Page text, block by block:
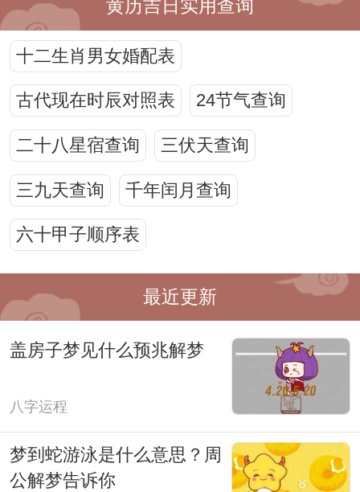
黄历吉日实用查询
十二生肖男女婚配表
古代现在时辰对照表 24节气查询
二十八星宿查询 三伏天查询
三九天查询 千年闰月查询
六十甲子顺序表
最近更新
盖房子梦见什么预兆解梦
八字运程
梦到蛇游泳是什么意思？周
公解梦告诉你